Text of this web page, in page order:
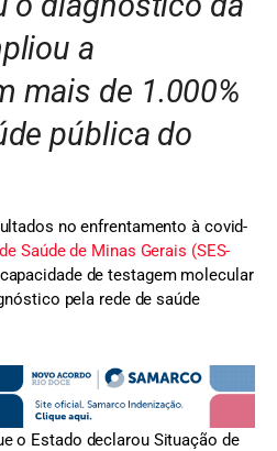
a
mais de 1.000%
pública do
no enfrentamento à covid-
Saúde de Minas Gerais (SES-
de testagem molecular
pela rede de saúde
o Estado declarou Situação de